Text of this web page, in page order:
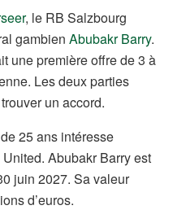
, le RB Salzbourg
gambien Abubakr Barry.
une première offre de 3 à
Les deux parties
un accord.
25 ans intéresse
Abubakr Barry est
juin 2027. Sa valeur
d’euros.